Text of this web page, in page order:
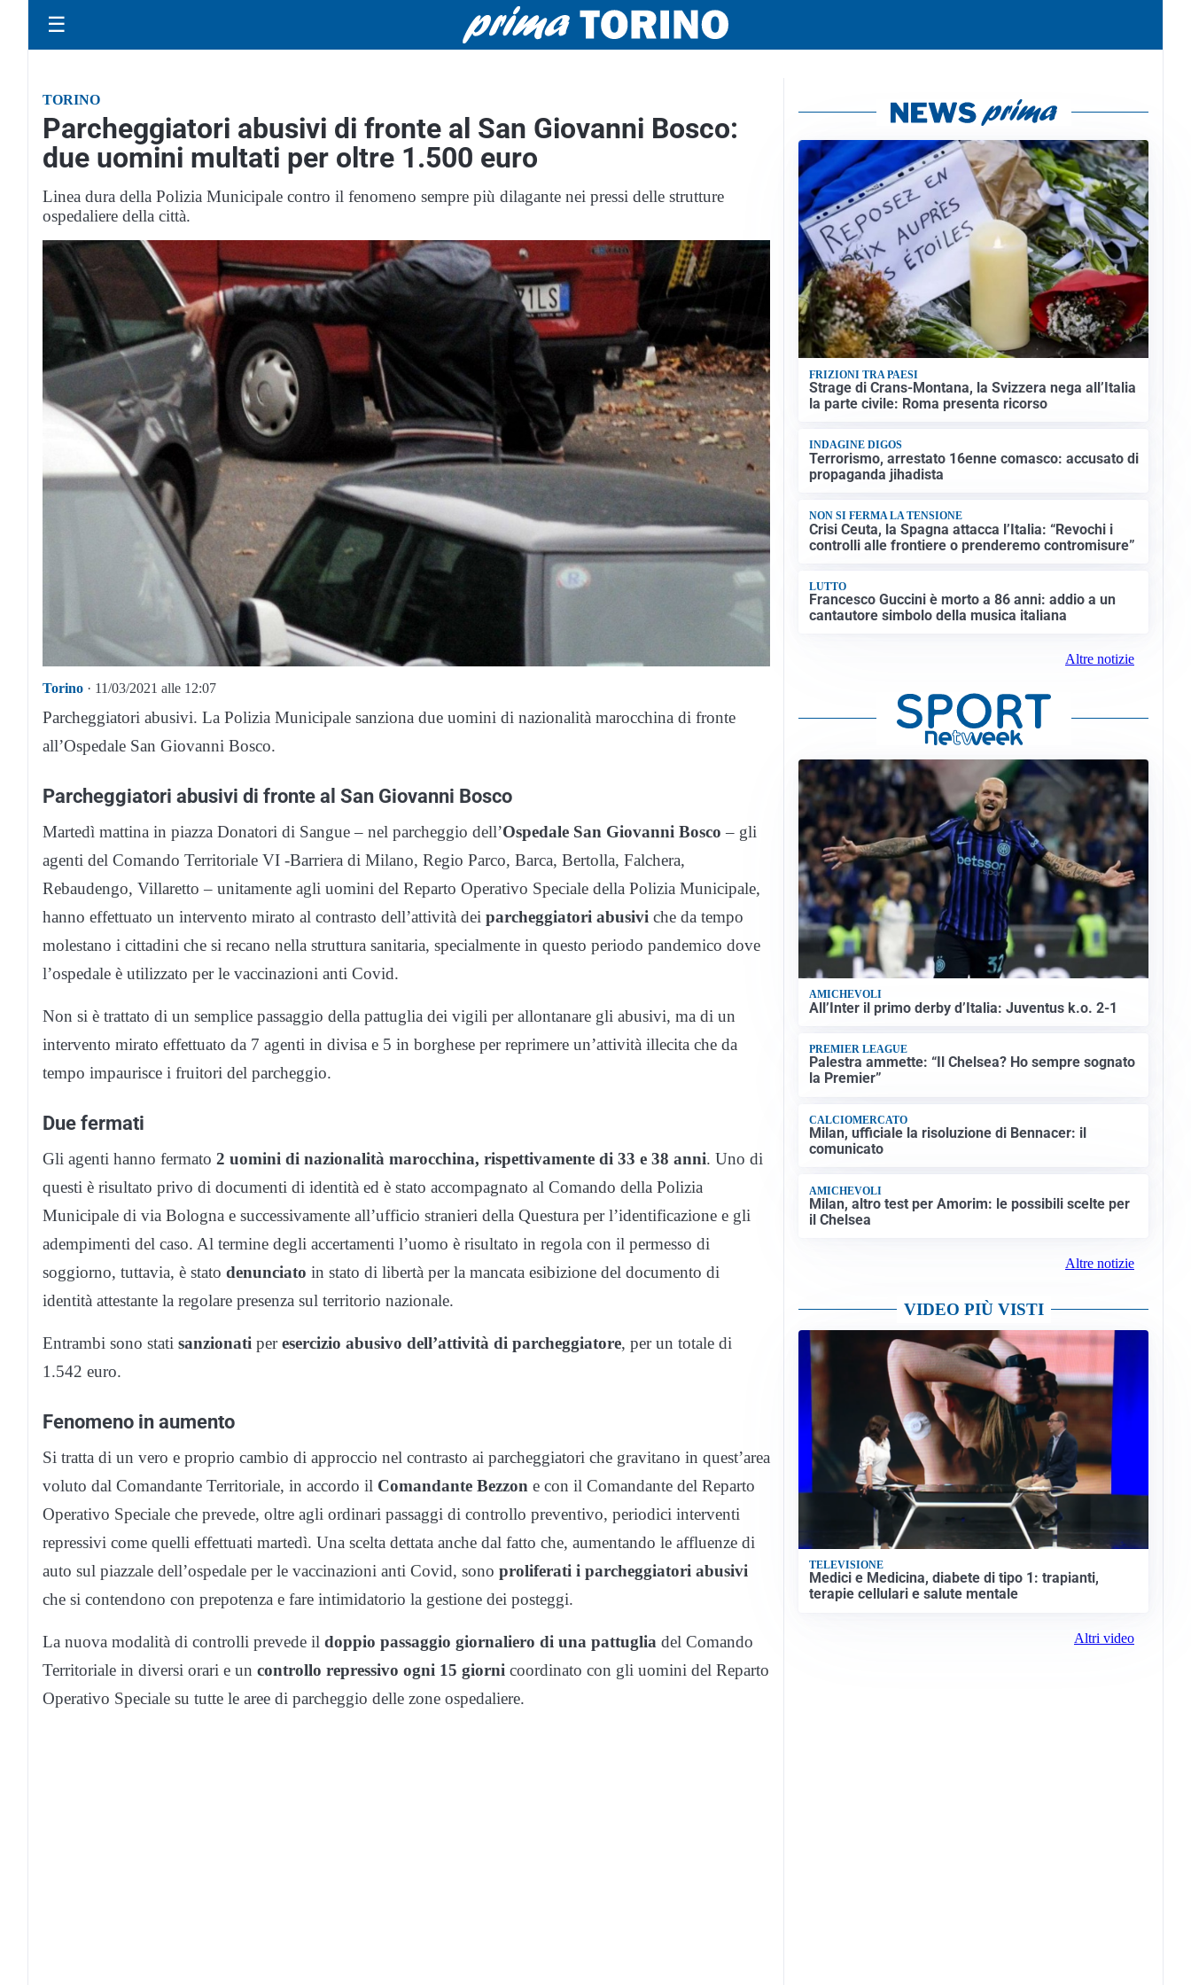
☰
TORINO
Parcheggiatori abusivi di fronte al San Giovanni Bosco:
due uomini multati per oltre 1.500 euro
Linea dura della Polizia Municipale contro il fenomeno sempre più dilagante nei pressi delle strutture
ospedaliere della città.
Torino · 11/03/2021 alle 12:07
Parcheggiatori abusivi. La Polizia Municipale sanziona due uomini di nazionalità marocchina di fronte
all’Ospedale San Giovanni Bosco.
Parcheggiatori abusivi di fronte al San Giovanni Bosco
Martedì mattina in piazza Donatori di Sangue – nel parcheggio dell’Ospedale San Giovanni Bosco – gli
agenti del Comando Territoriale VI -Barriera di Milano, Regio Parco, Barca, Bertolla, Falchera,
Rebaudengo, Villaretto – unitamente agli uomini del Reparto Operativo Speciale della Polizia Municipale,
hanno effettuato un intervento mirato al contrasto dell’attività dei parcheggiatori abusivi che da tempo
molestano i cittadini che si recano nella struttura sanitaria, specialmente in questo periodo pandemico dove
l’ospedale è utilizzato per le vaccinazioni anti Covid.
Non si è trattato di un semplice passaggio della pattuglia dei vigili per allontanare gli abusivi, ma di un
intervento mirato effettuato da 7 agenti in divisa e 5 in borghese per reprimere un’attività illecita che da
tempo impaurisce i fruitori del parcheggio.
Due fermati
Gli agenti hanno fermato 2 uomini di nazionalità marocchina, rispettivamente di 33 e 38 anni. Uno di
questi è risultato privo di documenti di identità ed è stato accompagnato al Comando della Polizia
Municipale di via Bologna e successivamente all’ufficio stranieri della Questura per l’identificazione e gli
adempimenti del caso. Al termine degli accertamenti l’uomo è risultato in regola con il permesso di
soggiorno, tuttavia, è stato denunciato in stato di libertà per la mancata esibizione del documento di
identità attestante la regolare presenza sul territorio nazionale.
Entrambi sono stati sanzionati peresercizio abusivo dell’attività di parcheggiatore, per un totale di
1.542 euro.
Fenomeno in aumento
Si tratta di un vero e proprio cambio di approccio nel contrasto ai parcheggiatori che gravitano in quest’area
voluto dal Comandante Territoriale, in accordo il Comandante Bezzon e con il Comandante del Reparto
Operativo Speciale che prevede, oltre agli ordinari passaggi di controllo preventivo, periodici interventi
repressivi come quelli effettuati martedì. Una scelta dettata anche dal fatto che, aumentando le affluenze di
auto sul piazzale dell’ospedale per le vaccinazioni anti Covid, sono proliferati i parcheggiatori abusivi
che si contendono con prepotenza e fare intimidatorio la gestione dei posteggi.
La nuova modalità di controlli prevede il doppio passaggio giornaliero di una pattuglia del Comando
Territoriale in diversi orari e un controllo repressivo ogni 15 giorni coordinato con gli uomini del Reparto
Operativo Speciale su tutte le aree di parcheggio delle zone ospedaliere.
FRIZIONI TRA PAESI
Strage di Crans-Montana, la Svizzera nega all’Italia
la parte civile: Roma presenta ricorso
INDAGINE DIGOS
Terrorismo, arrestato 16enne comasco: accusato di
propaganda jihadista
NON SI FERMA LA TENSIONE
Crisi Ceuta, la Spagna attacca l’Italia: “Revochi i
controlli alle frontiere o prenderemo contromisure”
LUTTO
Francesco Guccini è morto a 86 anni: addio a un
cantautore simbolo della musica italiana
Altre notizie
AMICHEVOLI
All’Inter il primo derby d’Italia: Juventus k.o. 2-1
PREMIER LEAGUE
Palestra ammette: “Il Chelsea? Ho sempre sognato
la Premier”
CALCIOMERCATO
Milan, ufficiale la risoluzione di Bennacer: il
comunicato
AMICHEVOLI
Milan, altro test per Amorim: le possibili scelte per
il Chelsea
Altre notizie
VIDEO PIÙ VISTI
TELEVISIONE
Medici e Medicina, diabete di tipo 1: trapianti,
terapie cellulari e salute mentale
Altri video